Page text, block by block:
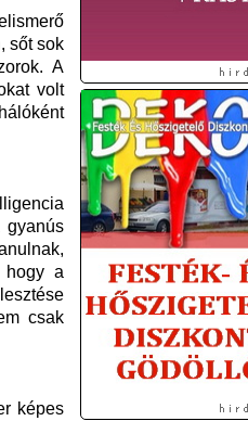
sőt sok
A
volt
gyanús
hogy a
csak
képes